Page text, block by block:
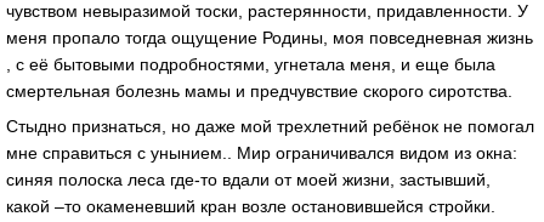
чувством невыразимой тоски, растерянности, придавленности. У
меня пропало тогда ощущение Родины, моя повседневная жизнь
, с её бытовыми подробностями, угнетала меня, и еще была
смертельная болезнь мамы и предчувствие скорого сиротства.
Стыдно признаться, но даже мой трехлетний ребёнок не помогал
мне справиться с унынием.. Мир ограничивался видом из окна:
синяя полоска леса где-то вдали от моей жизни, застывший,
какой –то окаменевший кран возле остановившейся стройки.